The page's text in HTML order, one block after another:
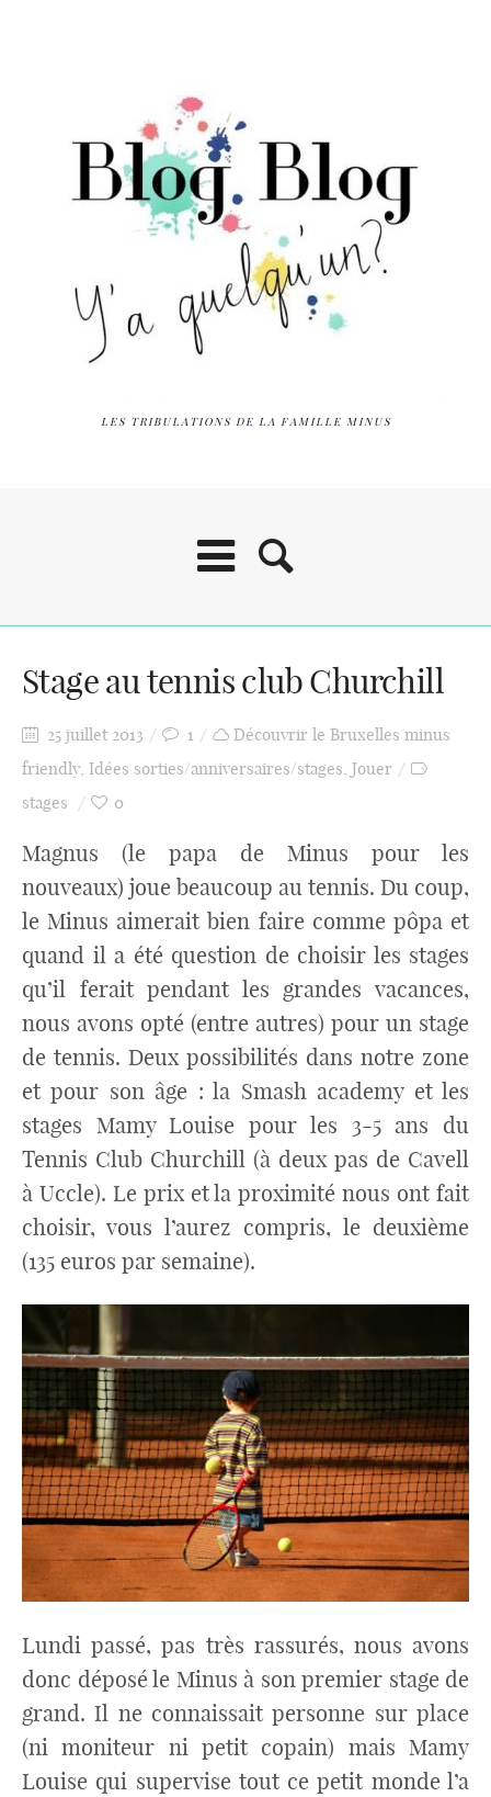
LES TRIBULATIONS DE LA FAMILLE MINUS
Stage au tennis club Churchill
25 juillet 2013 1
Découvrir le Bruxelles minus
friendly, Idées sorties/anniversaires/stages, Jouer
stages
0
Magnus (le papa de Minus pour les
nouveaux) joue beaucoup au tennis. Du coup,
le Minus aimerait bien faire comme pôpa et
quand il a été question de choisir les stages
qu’il ferait pendant les grandes vacances,
nous avons opté (entre autres) pour un stage
de tennis. Deux possibilités dans notre zone
et pour son âge : la Smash academy et les
stages Mamy Louise pour les 3-5 ans du
Tennis Club Churchill (à deux pas de Cavell
à Uccle). Le prix et la proximité nous ont fait
choisir, vous l’aurez compris, le deuxième
(135 euros par semaine).
Lundi passé, pas très rassurés, nous avons
donc déposé le Minus à son premier stage de
grand. Il ne connaissait personne sur place
(ni moniteur ni petit copain) mais Mamy
Louise qui supervise tout ce petit monde l’a